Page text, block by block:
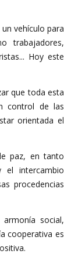
vehículo para
trabajadores,
Hoy este
que toda esta
control de las
orientada el
paz, en tanto
el intercambio
procedencias
social,
cooperativa es